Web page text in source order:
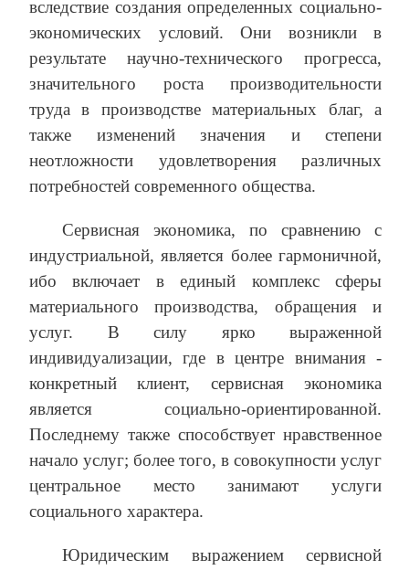
вследствие создания определенных социально-
экономических условий. Они возникли в
результате научно-технического прогресса,
значительного роста производительности
труда в производстве материальных благ, а
также изменений значения и степени
неотложности удовлетворения различных
потребностей современного общества.
Сервисная экономика, по сравнению с
индустриальной, является более гармоничной,
ибо включает в единый комплекс сферы
материального производства, обращения и
услуг. В силу ярко выраженной
индивидуализации, где в центре внимания ‑
конкретный клиент, сервисная экономика
является социально-ориентированной.
Последнему также способствует нравственное
начало услуг; более того, в совокупности услуг
центральное место занимают услуги
социального характера.
Юридическим выражением сервисной